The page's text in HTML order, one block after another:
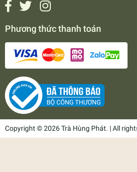
Phương thức thanh toán
Copyright © 2026 Trà Hùng Phát. | All